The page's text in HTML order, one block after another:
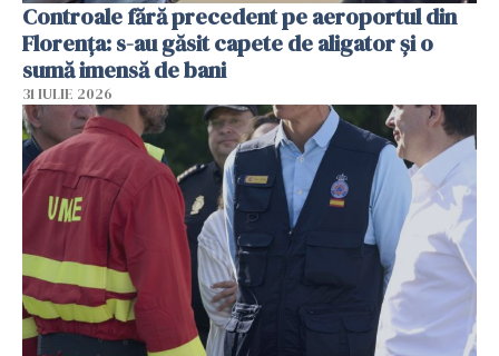
Controale fără precedent pe aeroportul din
Florența: s-au găsit capete de aligator și o
sumă imensă de bani
31 IULIE 2026